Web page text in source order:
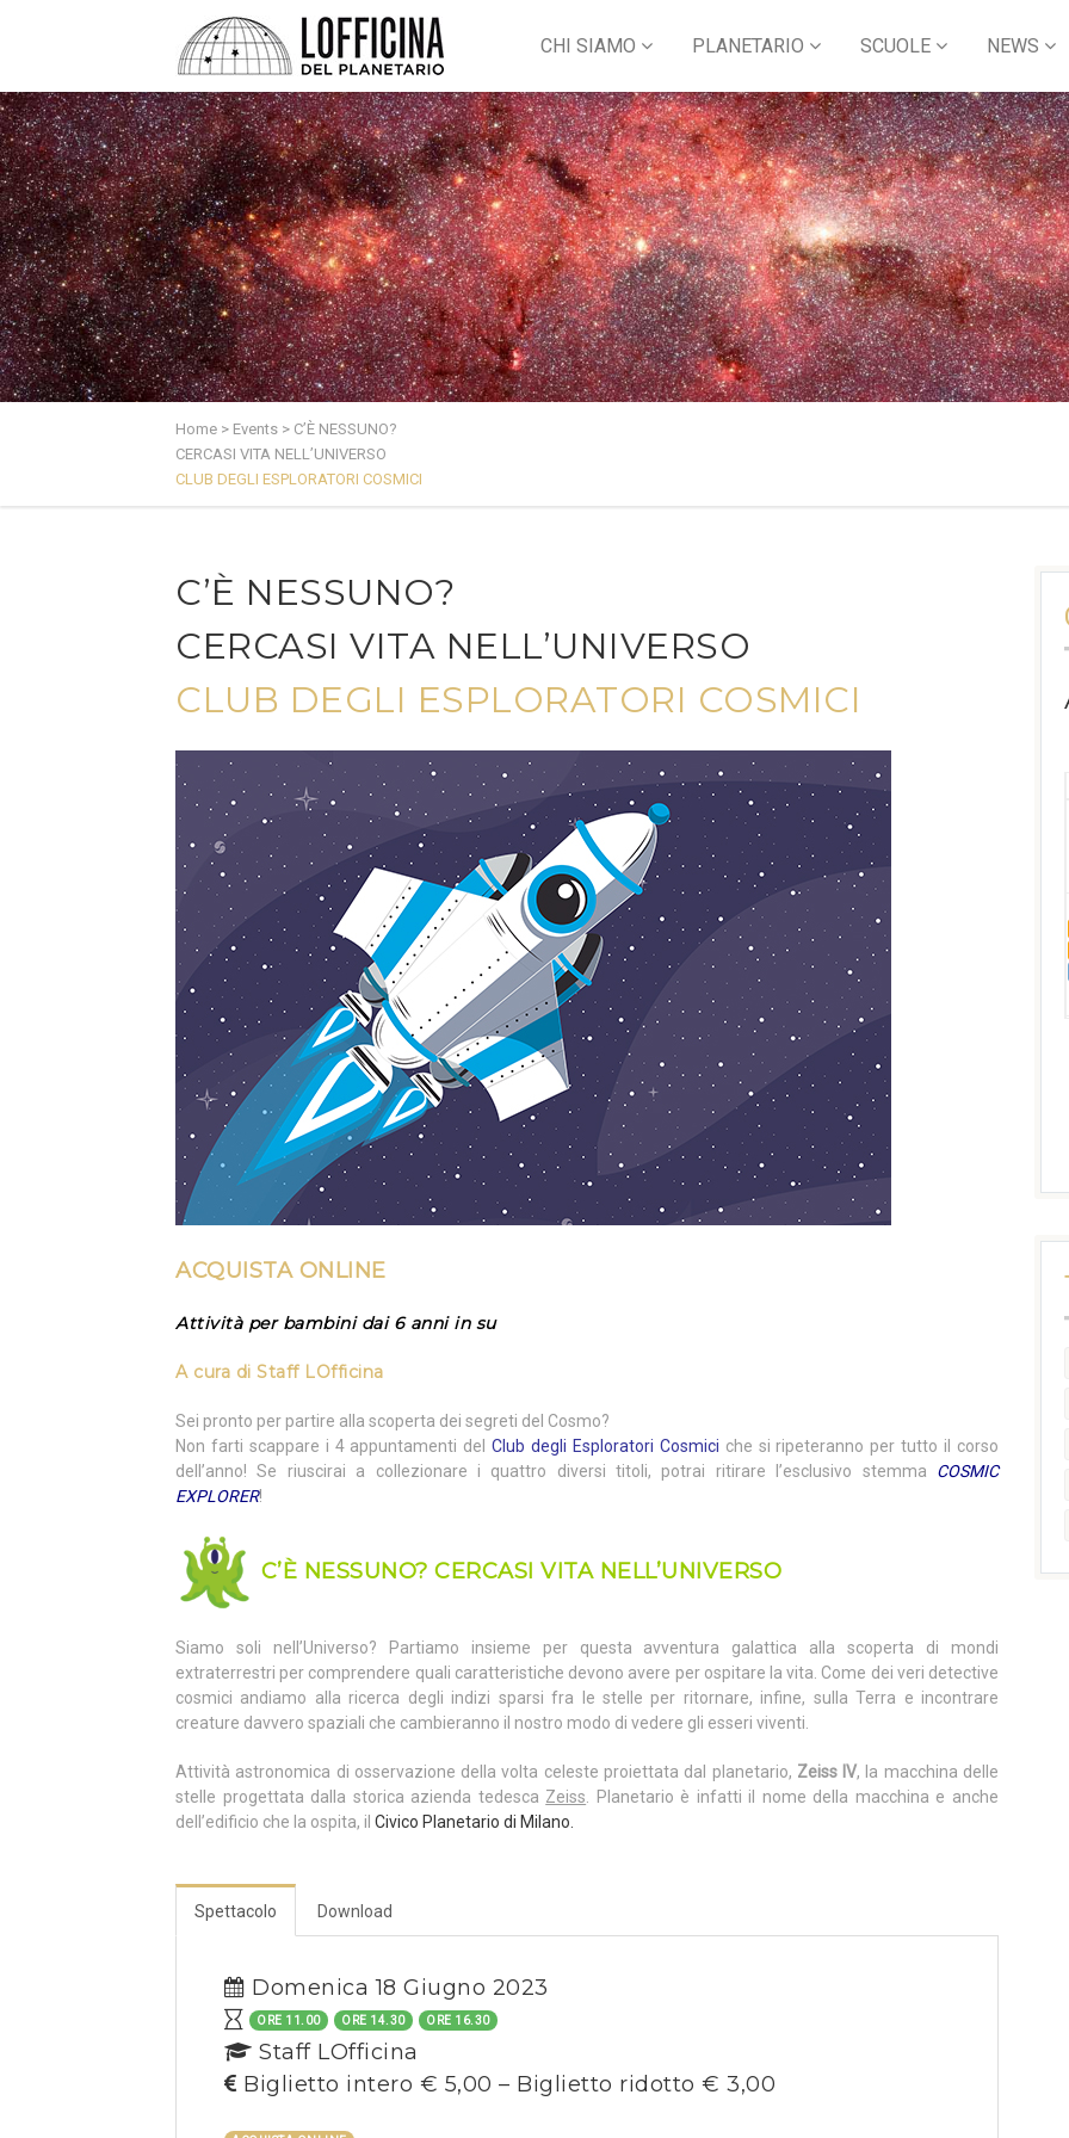
CHI SIAMO PLANETARIO SCUOLE NEWS
Home > Events > C’È NESSUNO?
CERCASI VITA NELL’UNIVERSO
CLUB DEGLI ESPLORATORI COSMICI
C’È NESSUNO?
CERCASI VITA NELL’UNIVERSO
CLUB DEGLI ESPLORATORI COSMICI
ACQUISTA ONLINE
Attività per bambini dai 6 anni in su
A cura di Staff LOfficina
Sei pronto per partire alla scoperta dei segreti del Cosmo?
Non farti scappare i 4 appuntamenti delClub degli Esploratori Cosmici che si ripeteranno per tutto il corso
dell’anno! Se riuscirai a collezionare i quattro diversi titoli, potrai ritirare l’esclusivo stemma COSMIC
EXPLORER!
C’È NESSUNO? CERCASI VITA NELL’UNIVERSO
Siamo soli nell’Universo? Partiamo insieme per questa avventura galattica alla scoperta di mondi
extraterrestri per comprendere quali caratteristiche devono avere per ospitare la vita. Come dei veri detective
cosmici andiamo alla ricerca degli indizi sparsi fra le stelle per ritornare, infine, sulla Terra e incontrare
creature davvero spaziali che cambieranno il nostro modo di vedere gli esseri viventi.
Attività astronomica di osservazione della volta celeste proiettata dal planetario, Zeiss IV, la macchina delle
stelle progettata dalla storica azienda tedesca Zeiss . Planetario è infatti il nome della macchina e anche
dell’edificio che la ospita, il Civico Planetario di Milano.
Spettacolo Download
Domenica 18 Giugno 2023
ORE 11.00 ORE 14.30 ORE 16.30
Staff LOfficina
Biglietto intero € 5,00 – Biglietto ridotto € 3,00